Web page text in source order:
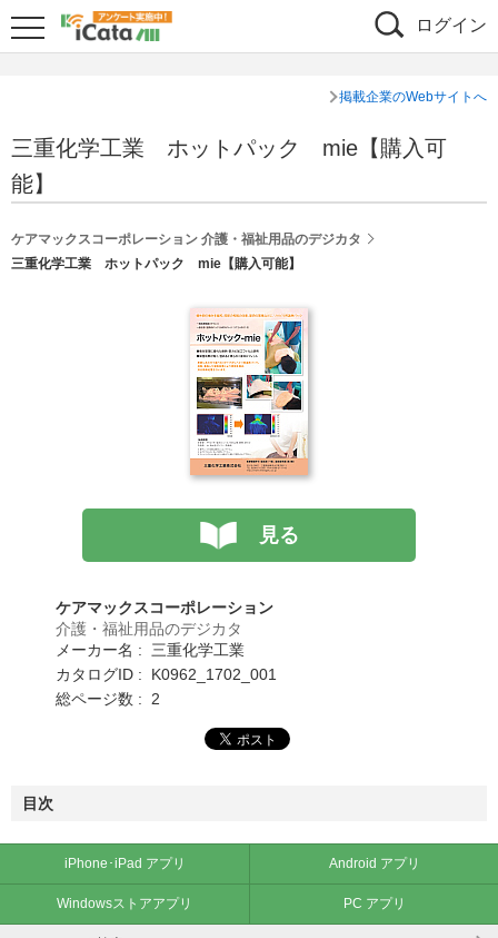
ログイン
掲載企業のWebサイトへ
三重化学工業 ホットパック mie【購入可
能】
ケアマックスコーポレーション 介護・福祉用品のデジカタ
三重化学工業 ホットパック mie【購入可能】
見る
ケアマックスコーポレーション
介護・福祉用品のデジカタ
メーカー名 : 三重化学工業
カタログID : K0962_1702_001
総ページ数 : 2
目次
iPhone･iPad アプリ Android アプリ
Windowsストアアプリ PC アプリ